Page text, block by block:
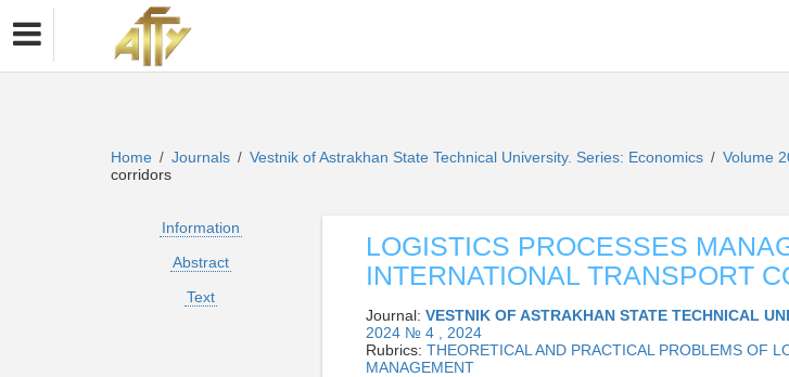
Home / Journals / Vestnik of Astrakhan State Technical University. Series: Economics / Volume
corridors
Information
Abstract
Text
LOGISTICS PROCESSES
INTERNATIONAL TRANSPORT
Journal: VESTNIK OF ASTRAKHAN STATE TECHNICAL
2024 № 4 , 2024
Rubrics: THEORETICAL AND PRACTICAL PROBLEMS OF
MANAGEMENT